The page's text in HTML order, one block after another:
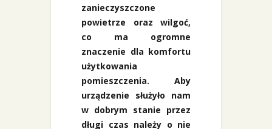
zanieczyszczone
powietrze oraz wilgoć,
co ma ogromne
znaczenie dla komfortu
użytkowania
pomieszczenia. Aby
urządzenie służyło nam
w dobrym stanie przez
długi czas należy o nie